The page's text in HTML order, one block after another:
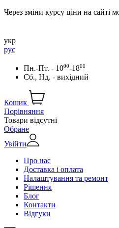
Через зміни курсу ціни на сайті
укр
рус
Пн.-Пт. - 1000-1800
Сб., Нд. - вихідний
Кошик
Порівняння
Товари відсутні
Обране
Увійти
Про нас
Доставка і оплата
Налаштування та ремонт
Рішення
Блог
Контакти
Відгуки